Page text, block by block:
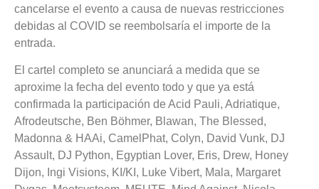
cancelarse el evento a causa de nuevas restricciones
debidas al COVID se reembolsaría el importe de la
entrada.
El cartel completo se anunciará a medida que se
aproxime la fecha del evento todo y que ya está
confirmada la participación de Acid Pauli, Adriatique,
Afrodeutsche, Ben Böhmer, Blawan, The Blessed,
Madonna & HAAi, CamelPhat, Colyn, David Vunk, DJ
Assault, DJ Python, Egyptian Lover, Eris, Drew, Honey
Dijon, Ingi Visions, KI/KI, Luke Vibert, Mala, Margaret